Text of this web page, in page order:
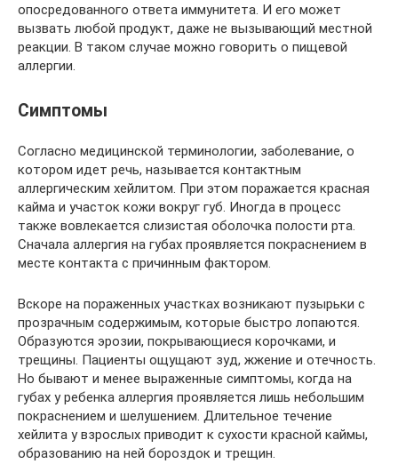
опосредованного ответа иммунитета. И его может
вызвать любой продукт, даже не вызывающий местной
реакции. В таком случае можно говорить о пищевой
аллергии.
Симптомы
Согласно медицинской терминологии, заболевание, о
котором идет речь, называется контактным
аллергическим хейлитом. При этом поражается красная
кайма и участок кожи вокруг губ. Иногда в процесс
также вовлекается слизистая оболочка полости рта.
Сначала аллергия на губах проявляется покраснением в
месте контакта с причинным фактором.
Вскоре на пораженных участках возникают пузырьки с
прозрачным содержимым, которые быстро лопаются.
Образуются эрозии, покрывающиеся корочками, и
трещины. Пациенты ощущают зуд, жжение и отечность.
Но бывают и менее выраженные симптомы, когда на
губах у ребенка аллергия проявляется лишь небольшим
покраснением и шелушением. Длительное течение
хейлита у взрослых приводит к сухости красной каймы,
образованию на ней бороздок и трещин.